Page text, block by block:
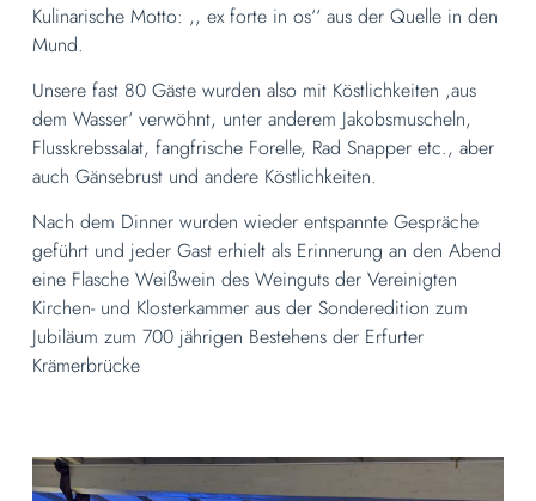
Kulinarische Motto: ,, ex forte in os‘‘ aus der Quelle in den
Mund.
Unsere fast 80 Gäste wurden also mit Köstlichkeiten ,aus
dem Wasser‘ verwöhnt, unter anderem Jakobsmuscheln,
Flusskrebssalat, fangfrische Forelle, Rad Snapper etc., aber
auch Gänsebrust und andere Köstlichkeiten.
Nach dem Dinner wurden wieder entspannte Gespräche
geführt und jeder Gast erhielt als Erinnerung an den Abend
eine Flasche Weißwein des Weinguts der Vereinigten
Kirchen- und Klosterkammer aus der Sonderedition zum
Jubiläum zum 700 jährigen Bestehens der Erfurter
Krämerbrücke